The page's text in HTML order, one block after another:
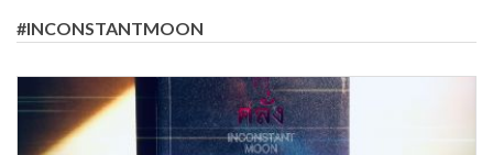
#INCONSTANTMOON